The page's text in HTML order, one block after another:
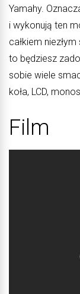
Yamahy.
i wykonują ten
całkiem
to będziesz
sobie wiele
koła, LCD,
Film